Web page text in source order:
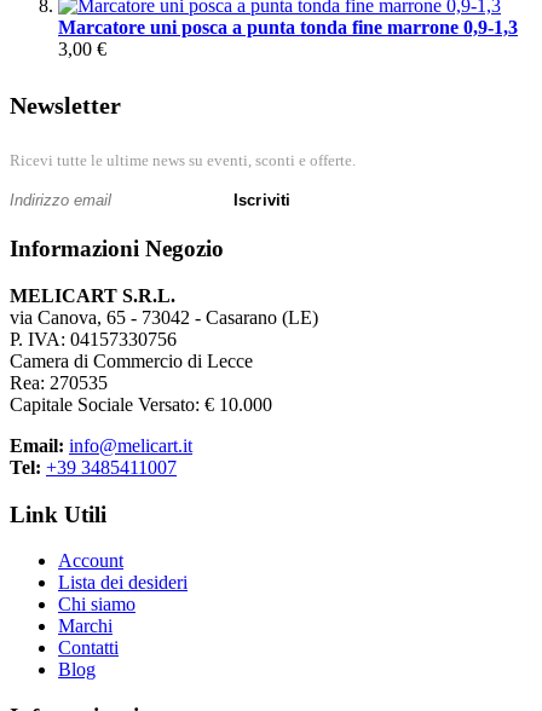
Marcatore uni posca a punta tonda fine marrone 0,9-1,3
3,00 €
Newsletter
Ricevi tutte le ultime news su eventi, sconti e offerte.
Iscriviti
Informazioni Negozio
MELICART S.R.L.
via Canova, 65 - 73042 - Casarano (LE)
P. IVA: 04157330756
Camera di Commercio di Lecce
Rea: 270535
Capitale Sociale Versato: € 10.000
Email: info@melicart.it
Tel: +39 3485411007
Link Utili
Account
Lista dei desideri
Chi siamo
Marchi
Contatti
Blog